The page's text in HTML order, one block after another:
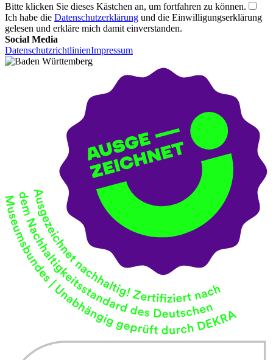
Bitte klicken Sie dieses Kästchen an, um fortfahren zu können.
Ich habe die Datenschutzerklärung und die Einwilligungserklärung
gelesen und erkläre mich damit einverstanden.
Social Media
DatenschutzrichtlinienImpressum